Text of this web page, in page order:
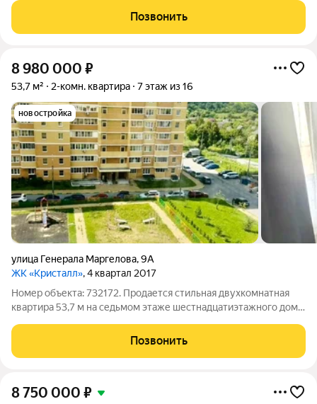
Раздельный санузел обеспечивает дополнительное удобство
для всех членов семьи. Из окон
Позвонить
8 980 000 ₽
53,7 м² 2-комн. квартира 7 этаж из 16
новостройка
улица Генерала Маргелова,9А
ЖК «Кристалл», 4 квартал 2017
Номер объекта: 732172. Продается стильная двухкомнатная
квартира 53,7 м на седьмом этаже шестнадцатиэтажного дома
модное и презентабельное жилье, готовое к немедленному
заселению, ведь
Позвонить
8 750 000 ₽